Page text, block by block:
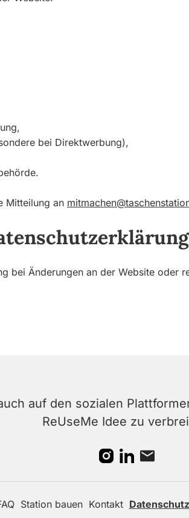
bei Direktwerbung),
Mitteilung an
bei Änderungen an der Website oder
auf den sozialen
ReUseMe Idee zu
Station bauen Kontakt